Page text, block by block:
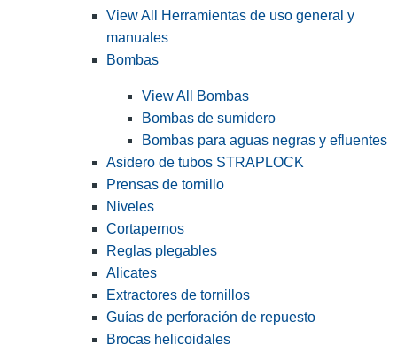
View All Herramientas de uso general y
manuales
Bombas
View All Bombas
Bombas de sumidero
Bombas para aguas negras y efluentes
Asidero de tubos STRAPLOCK
Prensas de tornillo
Niveles
Cortapernos
Reglas plegables
Alicates
Extractores de tornillos
Guías de perforación de repuesto
Brocas helicoidales